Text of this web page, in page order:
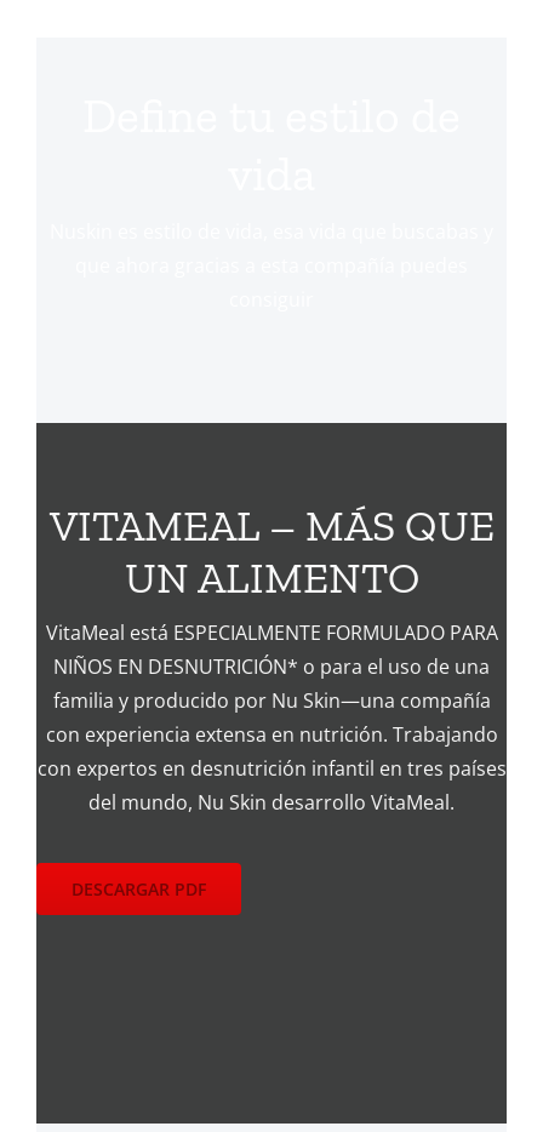
VITAMEAL – MÁS QUE
UN ALIMENTO
VitaMeal está ESPECIALMENTE FORMULADO PARA
NIÑOS EN DESNUTRICIÓN* o para el uso de una
familia y producido por Nu Skin—una compañía
con experiencia extensa en nutrición. Trabajando
con expertos en desnutrición infantil en tres países
del mundo, Nu Skin desarrollo VitaMeal.
DESCARGAR PDF